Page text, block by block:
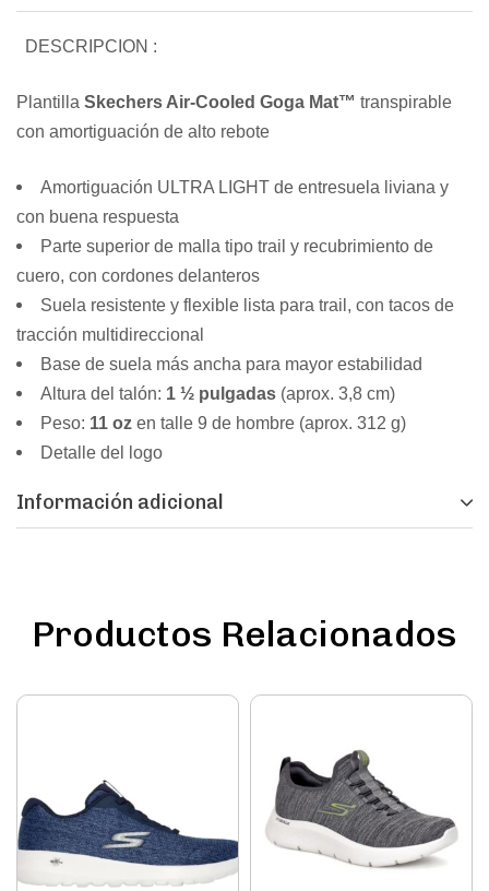
DESCRIPCION :
Plantilla Skechers Air-Cooled Goga Mat™ transpirable
con amortiguación de alto rebote
Amortiguación ULTRA LIGHT de entresuela liviana y
con buena respuesta
Parte superior de malla tipo trail y recubrimiento de
cuero, con cordones delanteros
Suela resistente y flexible lista para trail, con tacos de
tracción multidireccional
Base de suela más ancha para mayor estabilidad
Altura del talón: 1 ½ pulgadas (aprox. 3,8 cm)
Peso: 11 oz en talle 9 de hombre (aprox. 312 g)
Detalle del logo
Información adicional
Productos Relacionados